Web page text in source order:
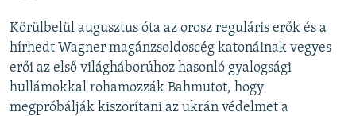
Körülbelül augusztus óta az orosz reguláris erők és a
hírhedt Wagner magánzsoldoscég katonáinak vegyes
erői az első világháborúhoz hasonló gyalogsági
hullámokkal rohamozzák Bahmutot, hogy
megpróbálják kiszorítani az ukrán védelmet a